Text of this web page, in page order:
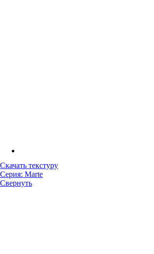
Скачать текстуру
Серия: Marte
Свернуть